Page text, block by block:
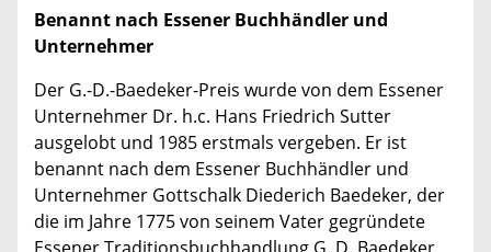
Benannt nach Essener Buchhändler und
Unternehmer
Der G.-D.-Baedeker-Preis wurde von dem Essener
Unternehmer Dr. h.c. Hans Friedrich Sutter
ausgelobt und 1985 erstmals vergeben. Er ist
benannt nach dem Essener Buchhändler und
Unternehmer Gottschalk Diederich Baedeker, der
die im Jahre 1775 von seinem Vater gegründete